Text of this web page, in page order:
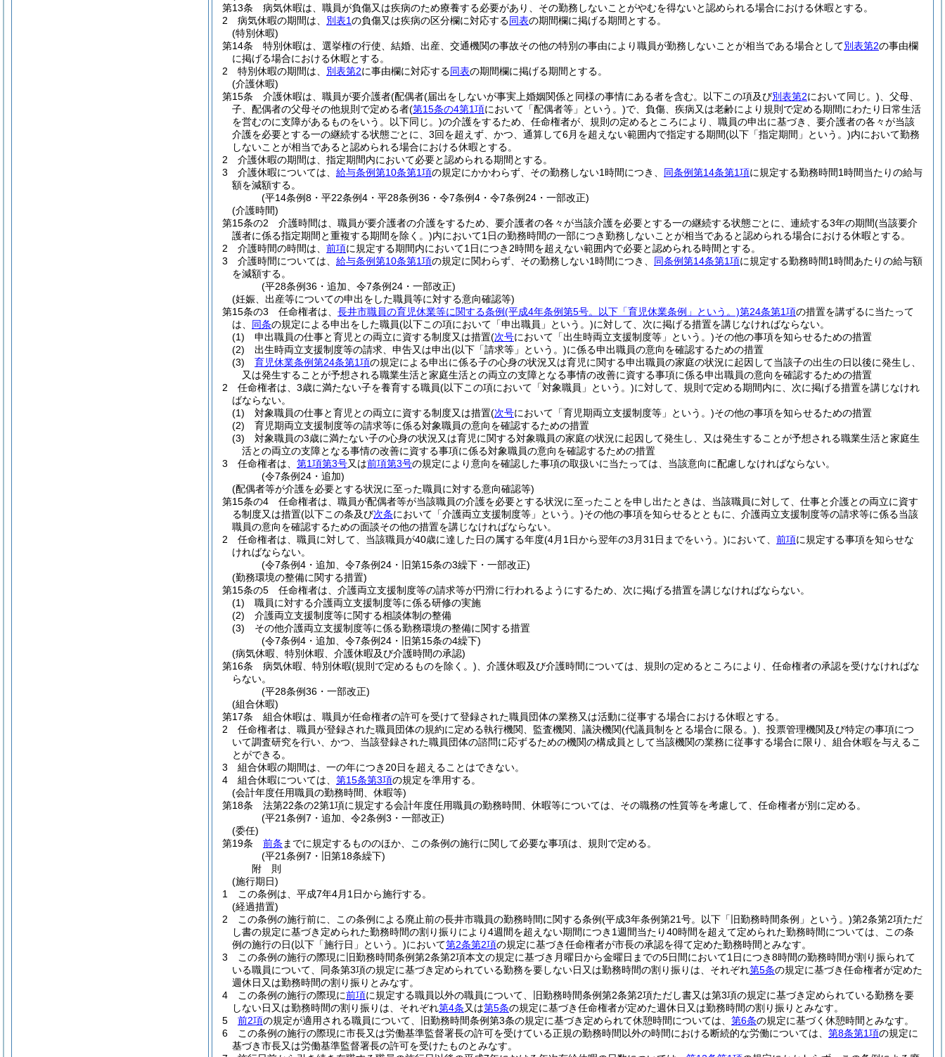
第13条
病気休暇は、職員が負傷又は疾病のため療養する必要があり、その勤務しないことがやむを得ないと認められる場合における休暇とする。
2
病気休暇の期間は、 別表1の負傷又は疾病の区分欄に対応する同表の期間欄に掲げる期間とする。
(特別休暇)
第14条
特別休暇は、選挙権の行使、結婚、出産、交通機関の事故その他の特別の事由により職員が勤務しないことが相当である場合として別表第2の事由欄
に掲げる場合における休暇とする。
2
特別休暇の期間は、 別表第2に事由欄に対応する同表の期間欄に掲げる期間とする。
(介護休暇)
第15条
介護休暇は、職員が要介護者(配偶者(届出をしないが事実上婚姻関係と同様の事情にある者を含む。以下この項及び別表第2において同じ。) 、父母、
子、配偶者の父母その他規則で定める者(第15条の4第1項において「配偶者等」という。)で、負傷、疾病又は老齢により規則で定める期間にわたり日常生活
を営むのに支障があるものをいう。以下同じ。)の介護をするため、任命権者が、規則の定めるところにより、職員の申出に基づき、要介護者の各々が当該
介護を必要とする一の継続する状態ごとに、3回を超えず、かつ、通算して6月を超えない範囲内で指定する期間(以下「指定期間」という。)内において勤務
しないことが相当であると認められる場合における休暇とする。
2
介護休暇の期間は、指定期間内において必要と認められる期間とする。
3
介護休暇については、 給与条例第10条第1項の規定にかかわらず、その勤務しない1時間につき、 同条例第14条第1項に規定する勤務時間1時間当たりの給与
額を減額する。
(平14条例8・平22条例4・平28条例36・令7条例4・令7条例24・一部改正)
(介護時間)
第15条の2
介護時間は、職員が要介護者の介護をするため、要介護者の各々が当該介護を必要とする一の継続する状態ごとに、連続する3年の期間(当該要介
護者に係る指定期間と重複する期間を除く。)内において1日の勤務時間の一部につき勤務しないことが相当であると認められる場合における休暇とする。
2
介護時間の時間は、 前項に規定する期間内において1日につき2時間を超えない範囲内で必要と認められる時間とする。
3
介護時間については、 給与条例第10条第1項の規定に関わらず、その勤務しない1時間につき、 同条例第14条第1項に規定する勤務時間1時間あたりの給与額
を減額する。
(平28条例36・追加、令7条例24・一部改正)
(妊娠、出産等についての申出をした職員等に対する意向確認等)
第15条の3
任命権者は、 長井市職員の育児休業等に関する条例(平成4年条例第5号。以下「育児休業条例」という。)第24条第1項の措置を講ずるに当たって
は、 同条の規定による申出をした職員(以下この項において「申出職員」という。)に対して、次に掲げる措置を講じなければならない。
(1)
申出職員の仕事と育児との両立に資する制度又は措置(次号において「出生時両立支援制度等」という。)その他の事項を知らせるための措置
(2)
出生時両立支援制度等の請求、申告又は申出(以下「請求等」という。)に係る申出職員の意向を確認するための措置
(3)
育児休業条例第24条第1項の規定による申出に係る子の心身の状況又は育児に関する申出職員の家庭の状況に起因して当該子の出生の日以後に発生し、
又は発生することが予想される職業生活と家庭生活との両立の支障となる事情の改善に資する事項に係る申出職員の意向を確認するための措置
2
任命権者は、3歳に満たない子を養育する職員(以下この項において「対象職員」という。)に対して、規則で定める期間内に、次に掲げる措置を講じなけれ
ばならない。
(1)
対象職員の仕事と育児との両立に資する制度又は措置(次号において「育児期両立支援制度等」という。)その他の事項を知らせるための措置
(2)
育児期両立支援制度等の請求等に係る対象職員の意向を確認するための措置
(3)
対象職員の3歳に満たない子の心身の状況又は育児に関する対象職員の家庭の状況に起因して発生し、又は発生することが予想される職業生活と家庭生
活との両立の支障となる事情の改善に資する事項に係る対象職員の意向を確認するための措置
3
任命権者は、 第1項第3号又は前項第3号の規定により意向を確認した事項の取扱いに当たっては、当該意向に配慮しなければならない。
(令7条例24・追加)
(配偶者等が介護を必要とする状況に至った職員に対する意向確認等)
第15条の4
任命権者は、職員が配偶者等が当該職員の介護を必要とする状況に至ったことを申し出たときは、当該職員に対して、仕事と介護との両立に資す
る制度又は措置(以下この条及び次条において「介護両立支援制度等」という。)その他の事項を知らせるとともに、介護両立支援制度等の請求等に係る当該
職員の意向を確認するための面談その他の措置を講じなければならない。
2
任命権者は、職員に対して、当該職員が40歳に達した日の属する年度(4月1日から翌年の3月31日までをいう。)において、 前項に規定する事項を知らせな
ければならない。
(令7条例4・追加、令7条例24・旧第15条の3繰下・一部改正)
(勤務環境の整備に関する措置)
第15条の5
任命権者は、介護両立支援制度等の請求等が円滑に行われるようにするため、次に掲げる措置を講じなければならない。
(1)
職員に対する介護両立支援制度等に係る研修の実施
(2)
介護両立支援制度等に関する相談体制の整備
(3)
その他介護両立支援制度等に係る勤務環境の整備に関する措置
(令7条例4・追加、令7条例24・旧第15条の4繰下)
(病気休暇、特別休暇、介護休暇及び介護時間の承認)
第16条
病気休暇、特別休暇(規則で定めるものを除く。) 、介護休暇及び介護時間については、規則の定めるところにより、任命権者の承認を受けなければな
らない。
(平28条例36・一部改正)
(組合休暇)
第17条
組合休暇は、職員が任命権者の許可を受けて登録された職員団体の業務又は活動に従事する場合における休暇とする。
2
任命権者は、職員が登録された職員団体の規約に定める執行機関、監査機関、議決機関(代議員制をとる場合に限る。) 、投票管理機関及び特定の事項につ
いて調査研究を行い、かつ、当該登録された職員団体の諮問に応ずるための機関の構成員として当該機関の業務に従事する場合に限り、組合休暇を与えるこ
とができる。
3
組合休暇の期間は、一の年につき20日を超えることはできない。
4
組合休暇については、 第15条第3項の規定を準用する。
(会計年度任用職員の勤務時間、休暇等)
第18条
法第22条の2第1項に規定する会計年度任用職員の勤務時間、休暇等については、その職務の性質等を考慮して、任命権者が別に定める。
(平21条例7・追加、令2条例3・一部改正)
(委任)
第19条
前条 までに規定するもののほか、この条例の施行に関して必要な事項は、規則で定める。
(平21条例7・旧第18条繰下)
附 則
(施行期日)
1
この条例は、平成7年4月1日から施行する。
(経過措置)
2
この条例の施行前に、この条例による廃止前の長井市職員の勤務時間に関する条例(平成3年条例第21号。以下「旧勤務時間条例」という。)第2条第2項ただ
し書の規定に基づき定められた勤務時間の割り振りにより4週間を超えない期間につき1週間当たり40時間を超えて定められた勤務時間については、この条
例の施行の日(以下「施行日」という。)において第2条第2項の規定に基づき任命権者が市長の承認を得て定めた勤務時間とみなす。
3
この条例の施行の際現に旧勤務時間条例第2条第2項本文の規定に基づき月曜日から金曜日までの5日間において1日につき8時間の勤務時間が割り振られて
いる職員について、同条第3項の規定に基づき定められている勤務を要しない日又は勤務時間の割り振りは、それぞれ第5条の規定に基づき任命権者が定めた
週休日又は勤務時間の割り振りとみなす。
4
この条例の施行の際現に前項に規定する職員以外の職員について、旧勤務時間条例第2条第2項ただし書又は第3項の規定に基づき定められている勤務を要
しない日又は勤務時間の割り振りは、それぞれ第4条又は第5条の規定に基づき任命権者が定めた週休日又は勤務時間の割り振りとみなす。
5
前2項の規定が適用される職員について、旧勤務時間条例第3条の規定に基づき定められて休憩時間については、 第6条の規定に基づく休憩時間とみなす。
6
この条例の施行の際現に市長又は労働基準監督署長の許可を受けている正規の勤務時間以外の時間における断続的な労働については、 第8条第1項の規定に
基づき市長又は労働基準監督署長の許可を受けたものとみなす。